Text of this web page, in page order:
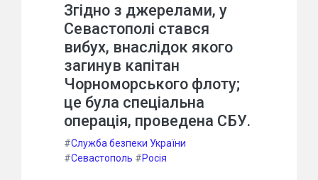
Згідно з джерелами, у
Севастополі стався
вибух, внаслідок якого
загинув капітан
Чорноморського флоту;
це була спеціальна
операція, проведена СБУ.
#Служба безпеки України
#Севастополь #Росія